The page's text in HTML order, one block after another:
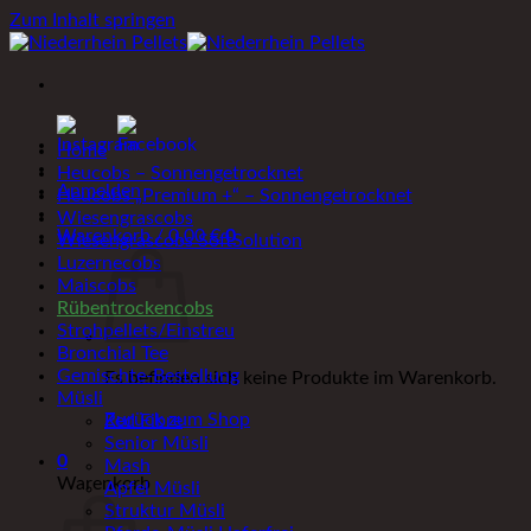
Zum Inhalt springen
Anmelden
Warenkorb /0,00€ 0
Es befinden sich keine Produkte im Warenkorb.
Zurück zum Shop
0
Warenkorb
Home
Heucobs – Sonnengetrocknet
Heucobs „Premium +“ – Sonnengetrocknet
Wiesengrascobs
Wiesengrascobs SoftSolution
Luzernecobs
Maiscobs
Rübentrockencobs
Strohpellets/Einstreu
Bronchial Tee
Gemischte-Bestellung
Müsli
Red Fibre
Senior Müsli
Mash
Apfel Müsli
Struktur Müsli